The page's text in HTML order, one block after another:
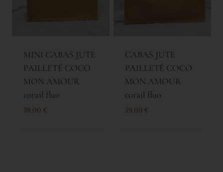
MINI CABAS JUTE
PAILLETÉ COCO
MON AMOUR
corail fluo
39,00 €
CABAS JUTE
PAILLETÉ COCO
MON AMOUR
corail fluo
59,00 €